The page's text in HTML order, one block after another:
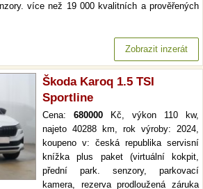
více než 19 000 kvalitních a prověřených
Zobrazit inzerát
Škoda Karoq 1.5 TSI
Sportline
Cena: 680000 Kč, výkon 110 kw,
najeto 40288 km, rok výroby: 2024,
koupeno v: česká republika servisní
knížka plus paket (virtuální kokpit,
přední park. senzory, parkovací
kamera, rezerva prodloužená záruka